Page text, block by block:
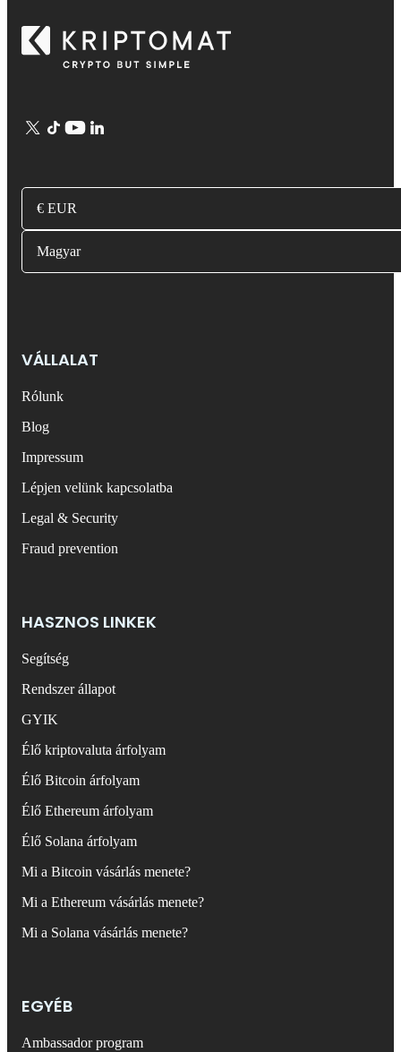
€ EUR
Magyar
VÁLLALAT
Rólunk
Blog
Impressum
Lépjen velünk kapcsolatba
Legal & Security
Fraud prevention
HASZNOS LINKEK
Segítség
Rendszer állapot
GYIK
Élő kriptovaluta árfolyam
Élő Bitcoin árfolyam
Élő Ethereum árfolyam
Élő Solana árfolyam
Mi a Bitcoin vásárlás menete?
Mi a Ethereum vásárlás menete?
Mi a Solana vásárlás menete?
EGYÉB
Ambassador program